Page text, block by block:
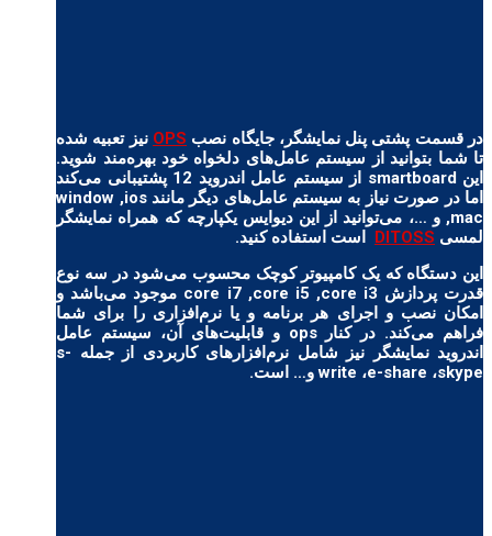
در قسمت پشتی پنل نمایشگر، جایگاه نصب OPS نیز تعبیه شده
تا شما بتوانید از سیستم عامل‌های دلخواه خود بهره‌مند شوید.
این smartboard از سیستم عامل اندروید 12 پشتیبانی می‌کند
اما در صورت نیاز به سیستم عامل‌های دیگر مانند window ,ios
,mac و …، می‌توانید از این دیوایس یکپارچه که همراه نمایشگر
لمسی DITOSS است استفاده کنید.
این دستگاه که یک کامپیوتر کوچک محسوب می‌شود در سه نوع
قدرت پردازش core i7 ,core i5 ,core i3 موجود می‌باشد و
امکان نصب و اجرای هر برنامه و یا نرم‌افزاری را برای شما
فراهم می‌کند. در کنار ops و قابلیت‌های آن، سیستم عامل
اندروید نمایشگر نیز شامل نرم‌افزارهای کاربردی از جمله s-
write ،e-share ،skype و… است.